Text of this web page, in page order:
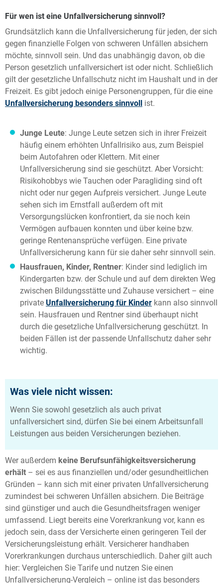
Für wen ist eine Unfallversicherung sinnvoll?
Grundsätzlich kann die Unfallversicherung für jeden, der sich
gegen finanzielle Folgen von schweren Unfällen absichern
möchte, sinnvoll sein. Und das unabhängig davon, ob die
Person gesetzlich unfallversichert ist oder nicht. Schließlich
gilt der gesetzliche Unfallschutz nicht im Haushalt und in der
Freizeit. Es gibt jedoch einige Personengruppen, für die eine
Unfallversicherung besonders sinnvoll ist.
Junge Leute: Junge Leute setzen sich in ihrer Freizeit
häufig einem erhöhten Unfallrisiko aus, zum Beispiel
beim Autofahren oder Klettern. Mit einer
Unfallversicherung sind sie geschützt. Aber Vorsicht:
Risikohobbys wie Tauchen oder Paragliding sind oft
nicht oder nur gegen Aufpreis versichert. Junge Leute
sehen sich im Ernstfall außerdem oft mit
Versorgungslücken konfrontiert, da sie noch kein
Vermögen aufbauen konnten und über keine bzw.
geringe Rentenansprüche verfügen. Eine private
Unfallversicherung kann für sie daher sehr sinnvoll sein.
Hausfrauen, Kinder, Rentner: Kinder sind lediglich im
Kindergarten bzw. der Schule und auf dem direkten Weg
zwischen Bildungsstätte und Zuhause versichert – eine
private Unfallversicherung für Kinder kann also sinnvoll
sein. Hausfrauen und Rentner sind überhaupt nicht
durch die gesetzliche Unfallversicherung geschützt. In
beiden Fällen ist der passende Unfallschutz daher sehr
wichtig.
Was viele nicht wissen:
Wenn Sie sowohl gesetzlich als auch privat
unfallversichert sind, dürfen Sie bei einem Arbeitsunfall
Leistungen aus beiden Versicherungen beziehen.
Wer außerdem keine Berufsunfähigkeitsversicherung
erhält – sei es aus finanziellen und/oder gesundheitlichen
Gründen – kann sich mit einer privaten Unfallversicherung
zumindest bei schweren Unfällen absichern. Die Beiträge
sind günstiger und auch die Gesundheitsfragen weniger
umfassend. Liegt bereits eine Vorerkrankung vor, kann es
jedoch sein, dass der Versicherte einen geringeren Teil der
Versicherungsleistung erhält. Versicherer handhaben
Vorerkrankungen durchaus unterschiedlich. Daher gilt auch
hier: Vergleichen Sie Tarife und nutzen Sie einen
Unfallversicherung-Vergleich – online ist das besonders